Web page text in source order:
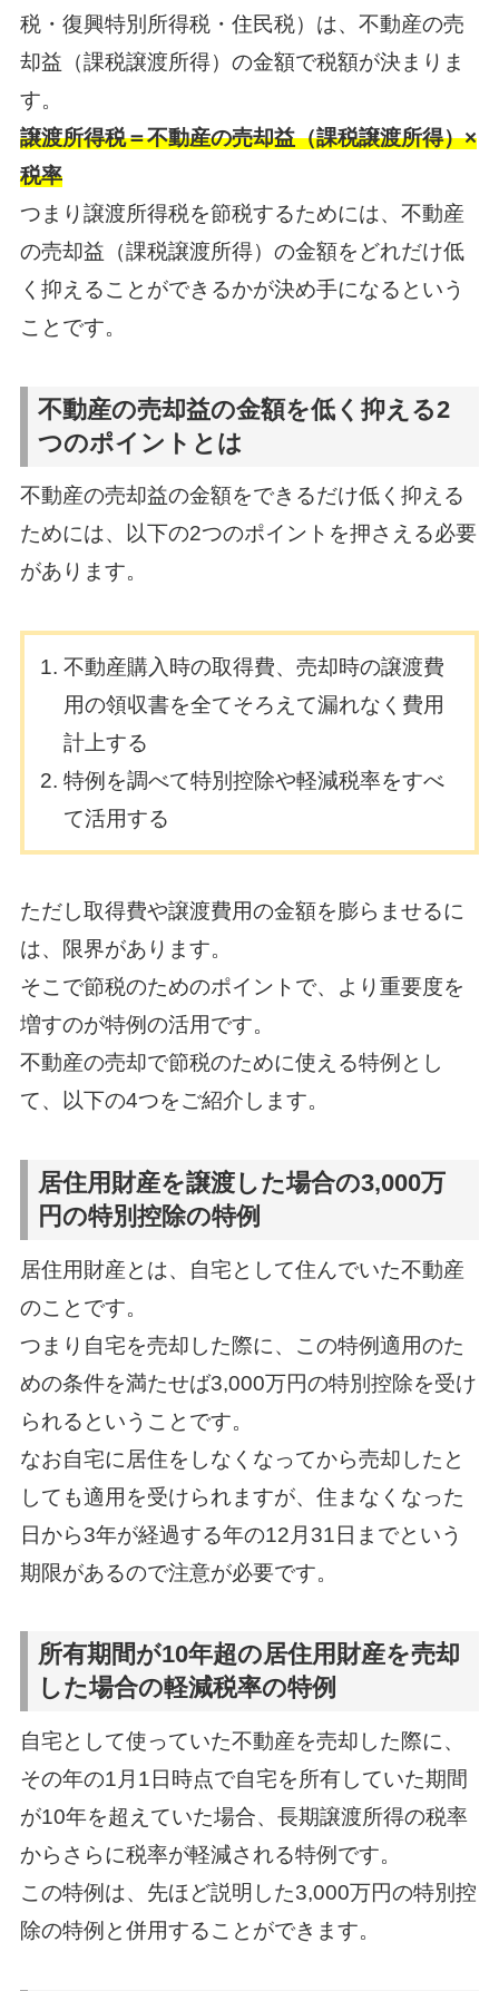
税・復興特別所得税・住民税）は、不動産の売
却益（課税譲渡所得）の金額で税額が決まりま
す。
譲渡所得税＝不動産の売却益（課税譲渡所得）×
税率
つまり譲渡所得税を節税するためには、不動産
の売却益（課税譲渡所得）の金額をどれだけ低
く抑えることができるかが決め手になるという
ことです。
不動産の売却益の金額を低く抑える2
つのポイントとは
不動産の売却益の金額をできるだけ低く抑える
ためには、以下の2つのポイントを押さえる必要
があります。
不動産購入時の取得費、売却時の譲渡費
用の領収書を全てそろえて漏れなく費用
計上する
特例を調べて特別控除や軽減税率をすべ
て活用する
ただし取得費や譲渡費用の金額を膨らませるに
は、限界があります。
そこで節税のためのポイントで、より重要度を
増すのが特例の活用です。
不動産の売却で節税のために使える特例とし
て、以下の4つをご紹介します。
居住用財産を譲渡した場合の3,000万
円の特別控除の特例
居住用財産とは、自宅として住んでいた不動産
のことです。
つまり自宅を売却した際に、この特例適用のた
めの条件を満たせば3,000万円の特別控除を受け
られるということです。
なお自宅に居住をしなくなってから売却したと
しても適用を受けられますが、住まなくなった
日から3年が経過する年の12月31日までという
期限があるので注意が必要です。
所有期間が10年超の居住用財産を売却
した場合の軽減税率の特例
自宅として使っていた不動産を売却した際に、
その年の1月1日時点で自宅を所有していた期間
が10年を超えていた場合、長期譲渡所得の税率
からさらに税率が軽減される特例です。
この特例は、先ほど説明した3,000万円の特別控
除の特例と併用することができます。